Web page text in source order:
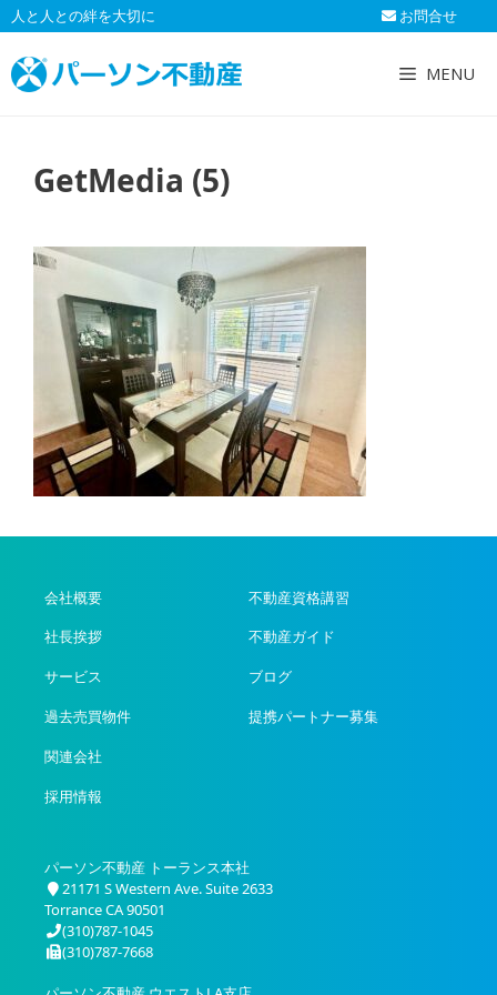
コ
ン
テ
ン
人と人との絆を大切に お問合せ
MENU
GetMedia (5)
会社概要
社長挨拶
サービス
過去売買物件
関連会社
採用情報
不動産資格講習
不動産ガイド
ブログ
提携パートナー募集
パーソン不動産 トーランス本社
21171 S Western Ave. Suite 2633
Torrance CA 90501
(310)787-1045
(310)787-7668